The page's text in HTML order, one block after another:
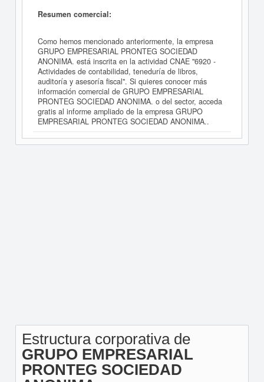
Resumen comercial:
Como hemos mencionado anteriormente, la empresa
GRUPO EMPRESARIAL PRONTEG SOCIEDAD
ANONIMA. está inscrita en la actividad CNAE "6920 -
Actividades de contabilidad, teneduría de libros,
auditoría y asesoría fiscal". Si quieres conocer más
información comercial de GRUPO EMPRESARIAL
PRONTEG SOCIEDAD ANONIMA. o del sector, acceda
gratis al informe ampliado de la empresa GRUPO
EMPRESARIAL PRONTEG SOCIEDAD ANONIMA..
Estructura corporativa de
GRUPO EMPRESARIAL
PRONTEG SOCIEDAD